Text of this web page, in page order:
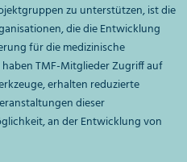
zu unterstützen, ist die
die die Entwicklung
für die medizinische
TMF-Mitglieder Zugriff auf
erhalten reduzierte
dieser
an der Entwicklung von